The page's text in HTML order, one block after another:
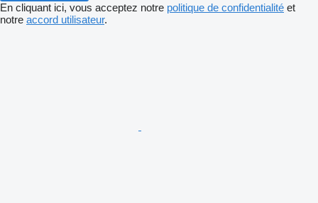
En cliquant ici, vous acceptez notre politique de confidentialité et
notre accord utilisateur.